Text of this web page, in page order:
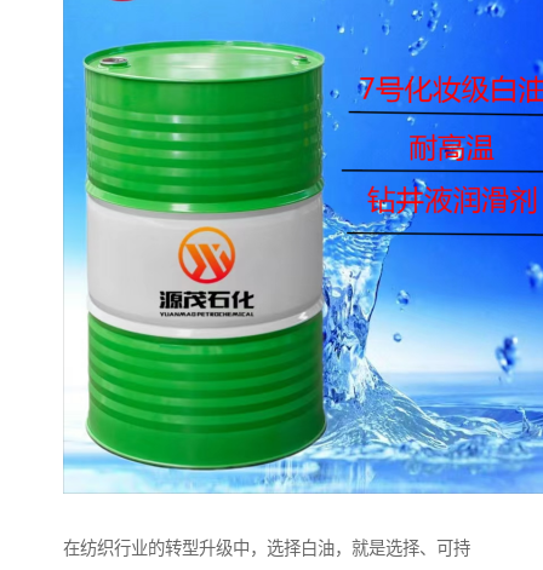
在纺织行业的转型升级中，选择白油，就是选择、可持